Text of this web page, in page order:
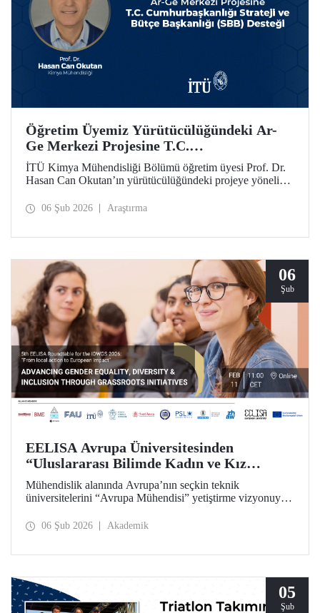
Öğretim Üyemiz Yürütücülüğündeki Ar-
Ge Merkezi Projesine T.C.
Cumhurbaşkanlığı Strateji ve Bütçe
Başkanlığı (SBB) Desteği
İTÜ Kimya Mühendisliği Bölümü öğretim üyesi Prof. Dr.
Hasan Can Okutan’ın yürütücülüğündeki projeye yönelik
(SBB) tarafından, 31.931.000 TL’lik ek bütçeyle bir yıl
06 Şub 2026 Araştırma
06
Şub
EELISA Avrupa Üniversitesinden
“Uluslararası Bilimde Kadın ve Kız
Çocukları Günü”ne Özel Toplantı
Mühendislik alanında Avrupa’nın seçkin teknik
üniversitelerini “Avrupa Mühendisi” yetiştirme vizyonuyla
aldığı EELISA, 11 Şubat “Uluslararası Bilimde Kadın ve
06 Şub 2026 Akademik
05
Şub